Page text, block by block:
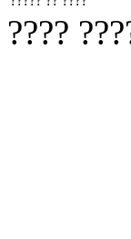
????